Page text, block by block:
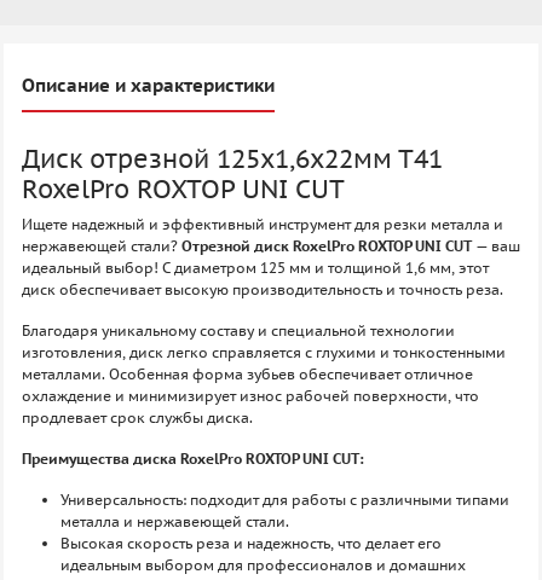
Описание и характеристики
Диск отрезной 125х1,6х22мм Т41
RoxelPro ROXTOP UNI CUT
Ищете надежный и эффективный инструмент для резки металла и
нержавеющей стали? Отрезной диск RoxelPro ROXTOP UNI CUT— ваш
идеальный выбор! С диаметром 125 мм и толщиной 1,6 мм, этот
диск обеспечивает высокую производительность и точность реза.
Благодаря уникальному составу и специальной технологии
изготовления, диск легко справляется с глухими и тонкостенными
металлами. Особенная форма зубьев обеспечивает отличное
охлаждение и минимизирует износ рабочей поверхности, что
продлевает срок службы диска.
Преимущества диска RoxelPro ROXTOP UNI CUT:
Универсальность: подходит для работы с различными типами
металла и нержавеющей стали.
Высокая скорость реза и надежность, что делает его
идеальным выбором для профессионалов и домашних